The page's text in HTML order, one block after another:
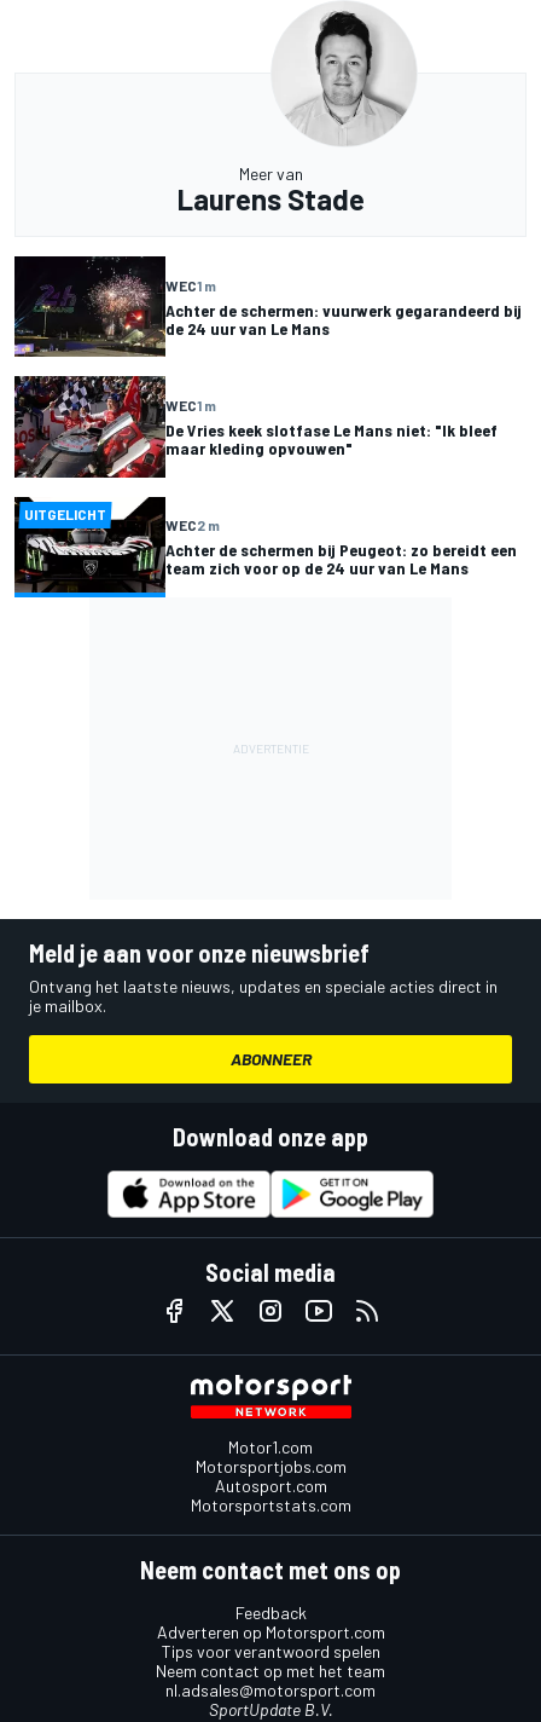
Meer van
Laurens Stade
WEC1 m
Achter de schermen: vuurwerk gegarandeerd bij
de 24 uur van Le Mans
WEC1 m
De Vries keek slotfase Le Mans niet: "Ik bleef
maar kleding opvouwen"
UITGELICHT
WEC2 m
Achter de schermen bij Peugeot: zo bereidt een
team zich voor op de 24 uur van Le Mans
Meld je aan voor onze nieuwsbrief
Ontvang het laatste nieuws, updates en speciale acties direct in
je mailbox.
ABONNEER
Download onze app
Social media
Motor1.com
Motorsportjobs.com
Autosport.com
Motorsportstats.com
Neem contact met ons op
Feedback
Adverteren op Motorsport.com
Tips voor verantwoord spelen
Neem contact op met het team
nl.adsales@motorsport.com
SportUpdate B.V.